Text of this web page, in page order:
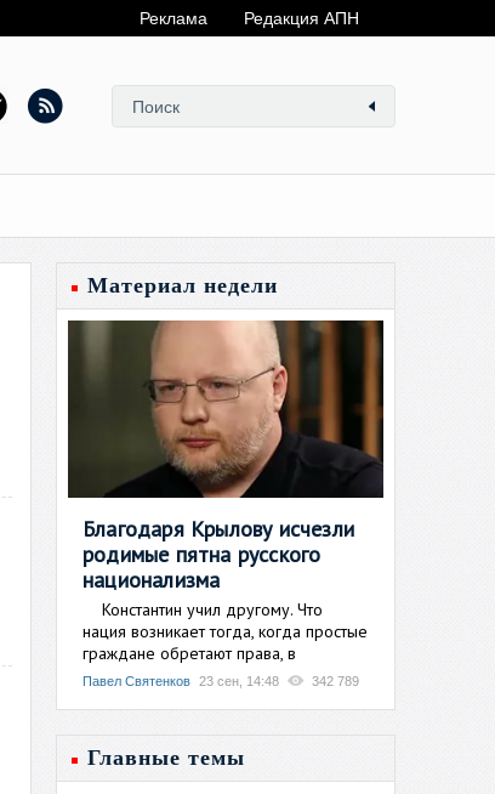
Реклама Редакция АПН
Материал недели
Благодаря Крылову исчезли
родимые пятна русского
национализма
Константин учил другому. Что
нация возникает тогда, когда простые
граждане обретают права, в
Павел Святенков 23 сен, 14:48 342 789
Главные темы